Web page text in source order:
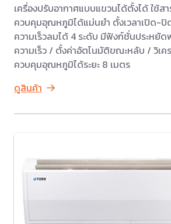
เครื่องปรับอากาศแบบแขวนได้ตั้งได้ ใช้ส
ควบคุมอุณหภูมิได้แม่นยำ ตั้งเวลาเปิด-
ความเร็วลมได้ 4 ระดับ มีฟังก์ชั่นประหยัด
ความเร็ว / ตั้งค่าอัตโนมัติขณะหลับ / วิเคร
ควบคุมอุณหภูมิได้ระยะ 8 เมตร
ดูสินค้า